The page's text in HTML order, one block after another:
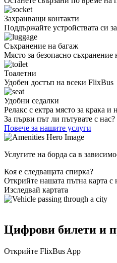
Захранващи контакти
Поддържайте устройствата си
Съхранение на багаж
Място за безопасно съхранение
Тоалетни
Удобен достъп на всеки FlixBus
Удобни седалки
Релакс с ектра място за крака и
За първи път ли пътувате с нас?
Повече за нашите услуги
Услугите на борда са в
Коя е следващата спирка?
Открийте нашата пътна карта с
Изследвай картата
Цифрови билети и
Открийте FlixBus App